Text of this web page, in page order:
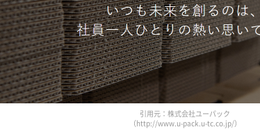
引用元：株式会社ユーパック
（http://www.u-pack.u-tc.co.jp/）